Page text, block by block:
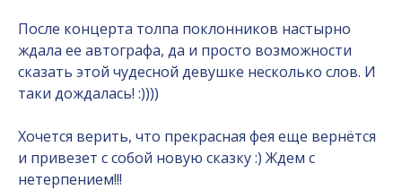
После концерта толпа поклонников настырно
ждала ее автографа, да и просто возможности
сказать этой чудесной девушке несколько слов. И
таки дождалась! :))))
Хочется верить, что прекрасная фея еще вернётся
и привезет с собой новую сказку :) Ждем с
нетерпением!!!